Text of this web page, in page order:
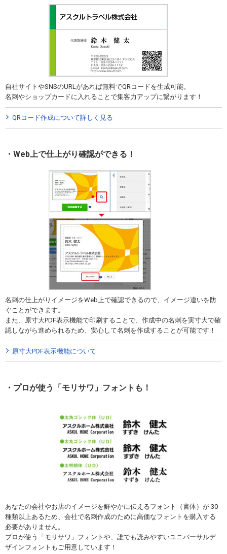
自社サイトやSNSのURLがあれば無料でQRコードを生成可能。
名刺やショップカードに入れることで集客力アップに繋がります！
QRコード作成について詳しく見る
Web上で仕上がり確認ができる！
名刺の仕上がりイメージをWeb上で確認できるので、イメージ違いを防
ぐことができます。
また、原寸大PDF表示機能で印刷することで、作成中の名刺を実寸大で確
認しながら進められるため、安心して名刺を作成することが可能です！
原寸大PDF表示機能について
プロが使う「モリサワ」フォントも！
あなたの会社やお店のイメージを鮮やかに伝えるフォント（書体）が 30
種類以上あるため、会社で名刺作成のために高価なフォントを購入する
必要がありません。
プロが使う「モリサワ」フォントや、誰でも読みやすいユニバーサルデ
ザインフォントもご用意しています！